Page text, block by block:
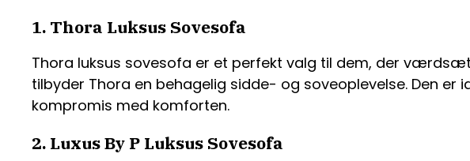
1. Thora Luksus Sovesofa
Thora luksus sovesofa er et perfekt valg til dem, der
tilbyder Thora en behagelig sidde- og soveoplevelse. Den
kompromis med komforten.
2. Luxus By P Luksus Sovesofa